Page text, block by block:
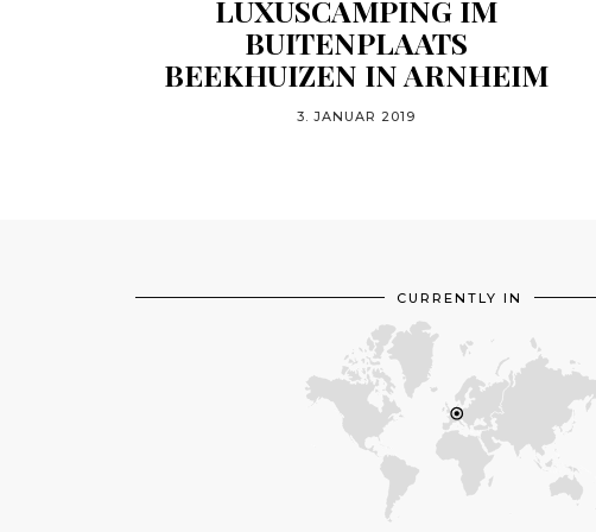
LUXUSCAMPING IM
BUITENPLAATS
BEEKHUIZEN IN ARNHEIM
3. JANUAR 2019
CURRENTLY IN